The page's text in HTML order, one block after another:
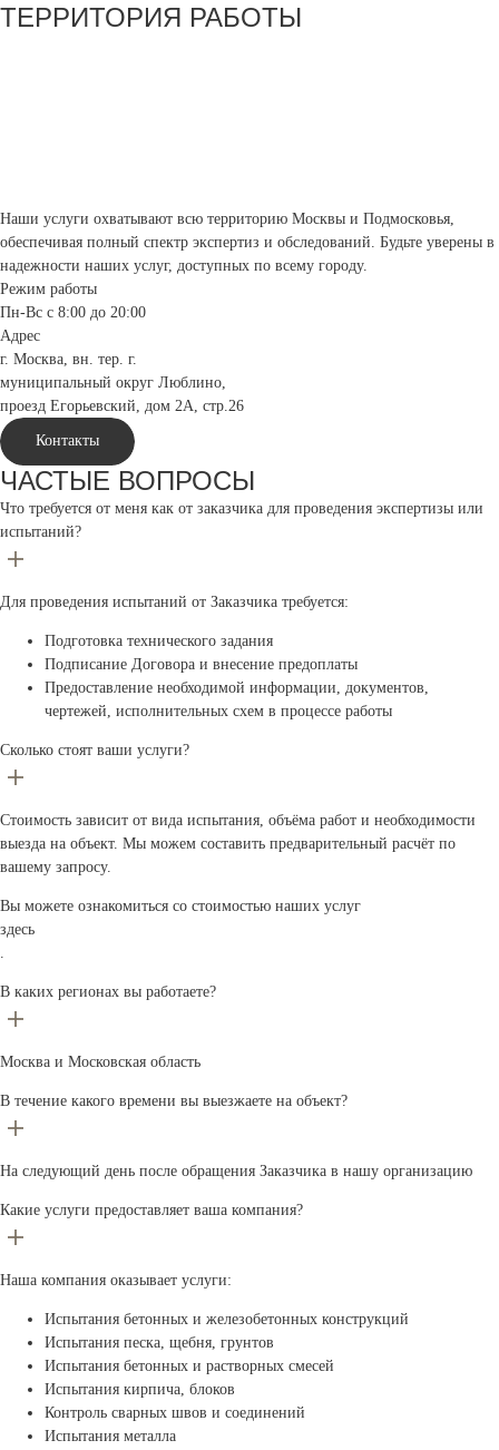
ТЕРРИТОРИЯ РАБОТЫ
Наши услуги охватывают всю территорию Москвы и Подмосковья,
обеспечивая полный спектр экспертиз и обследований. Будьте уверены в
надежности наших услуг, доступных по всему городу.
Режим работы
Пн-Вс с 8:00 до 20:00
Адрес
г. Москва, вн. тер. г.
муниципальный округ Люблино,
проезд Егорьевский, дом 2А, стр.26
Контакты
ЧАСТЫЕ ВОПРОСЫ
Что требуется от меня как от заказчика для проведения экспертизы или
испытаний?
Для проведения испытаний от Заказчика требуется:
Подготовка технического задания
Подписание Договора и внесение предоплаты
Предоставление необходимой информации, документов,
чертежей, исполнительных схем в процессе работы
Сколько стоят ваши услуги?
Стоимость зависит от вида испытания, объёма работ и необходимости
выезда на объект. Мы можем составить предварительный расчёт по
вашему запросу.
Вы можете ознакомиться со стоимостью наших услуг
здесь
.
В каких регионах вы работаете?
Москва и Московская область
В течение какого времени вы выезжаете на объект?
На следующий день после обращения Заказчика в нашу организацию
Какие услуги предоставляет ваша компания?
Наша компания оказывает услуги:
Испытания бетонных и железобетонных конструкций
Испытания песка, щебня, грунтов
Испытания бетонных и растворных смесей
Испытания кирпича, блоков
Контроль сварных швов и соединений
Испытания металла